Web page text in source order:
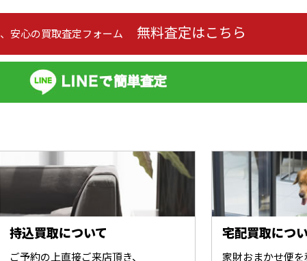
安心の買取査定フォーム 無料査定はこちら
持込買取について
ご予約の上直接ご来店頂き、
宅配買取につ
家財おまかせ便